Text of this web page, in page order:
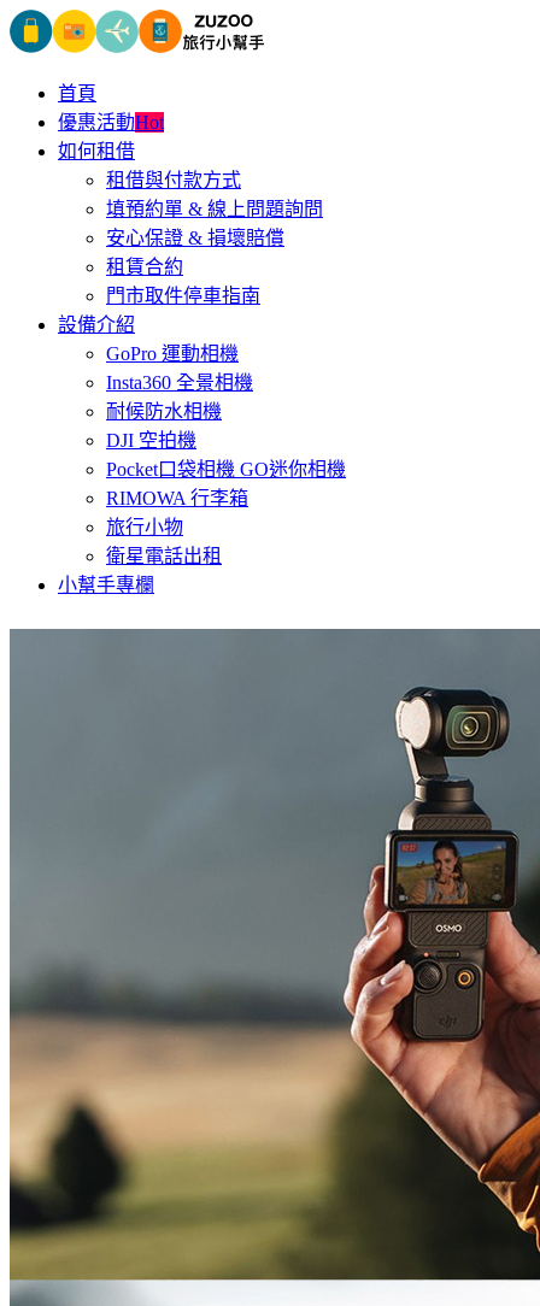
首頁
優惠活動Hot
如何租借
租借與付款方式
填預約單 & 線上問題詢問
安心保證 & 損壞賠償
租賃合約
門市取件停車指南
設備介紹
GoPro 運動相機
Insta360 全景相機
耐候防水相機
DJI 空拍機
Pocket口袋相機 GO迷你相機
RIMOWA 行李箱
旅行小物
衛星電話出租
小幫手專欄